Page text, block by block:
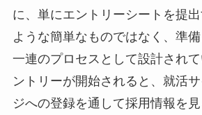
に、単にエントリーシートを提
ような簡単なものではなく、準
一連のプロセスとして設計され
ントリーが開始されると、就活
ジへの登録を通して採用情報を